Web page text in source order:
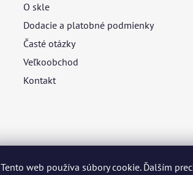
Tento web používa súbory cookie. Ďalším
O skle
Dodacie a platobné podmienky
Časté otázky
Veľkoobchod
Kontakt
Deutsch Magyar Język polski Română